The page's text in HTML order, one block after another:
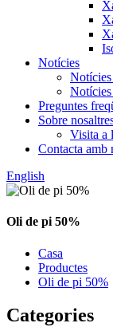
Notícies
Notícies
Preguntes
Sobre
Visita a
Contacta amb
English
Oli de pi 50%
Casa
Productes
Oli de pi 50%
Categories